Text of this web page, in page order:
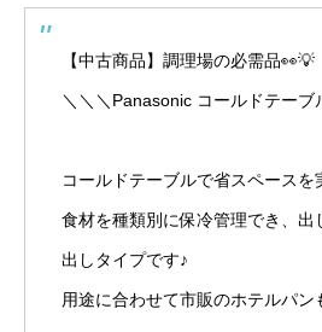
【中古商品】調理場の必需品👀💡
＼＼＼Panasonic コールドテーブ
コールドテーブルで省スペースを
食材を種類別に保冷管理でき、出
出しタイプです♪
用途に合わせて市販のホテルパン